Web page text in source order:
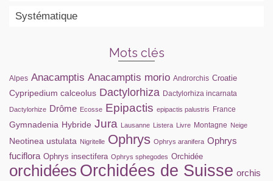
Systématique
Mots clés
Alpes Anacamptis Anacamptis morio Androrchis Croatie
Cypripedium calceolus Dactylorhiza Dactylorhiza incarnata
Dactylorhize Drôme Ecosse Epipactis epipactis palustris France
Gymnadenia Hybride Jura Lausanne Listera Livre Montagne Neige
Neotinea ustulata Nigritelle Ophrys Ophrys aranifera Ophrys
fuciflora Ophrys insectifera Ophrys sphegodes Orchidée
orchidées Orchidées de Suisse orchis